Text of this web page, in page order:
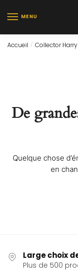
MENU
Accueil / Collector
De
Quelque chose
en
Large choix
Plus de 500